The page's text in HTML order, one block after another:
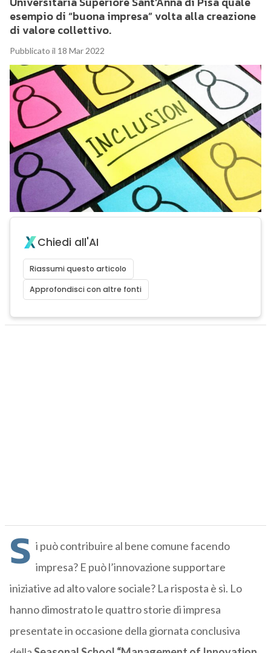
esempio di “buona impresa” volta alla creazione
di valore collettivo.
Pubblicato il 18 Mar 2022
Chiedi all'AI
Riassumi questo articolo
Approfondisci con altre fonti
S i può contribuire al bene comune facendo
impresa? E può l’innovazione supportare
iniziative ad alto valore sociale? La risposta è sì. Lo
hanno dimostrato le quattro storie di impresa
presentate in occasione della giornata conclusiva